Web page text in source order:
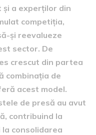
și a experților din
competiția,
și reevalueze
sector. De
crescut din partea
combinația de
acest model.
de presă au avut
contribuind la
consolidarea